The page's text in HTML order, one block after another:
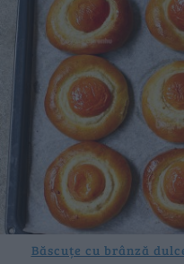
Băscuțe cu brânză